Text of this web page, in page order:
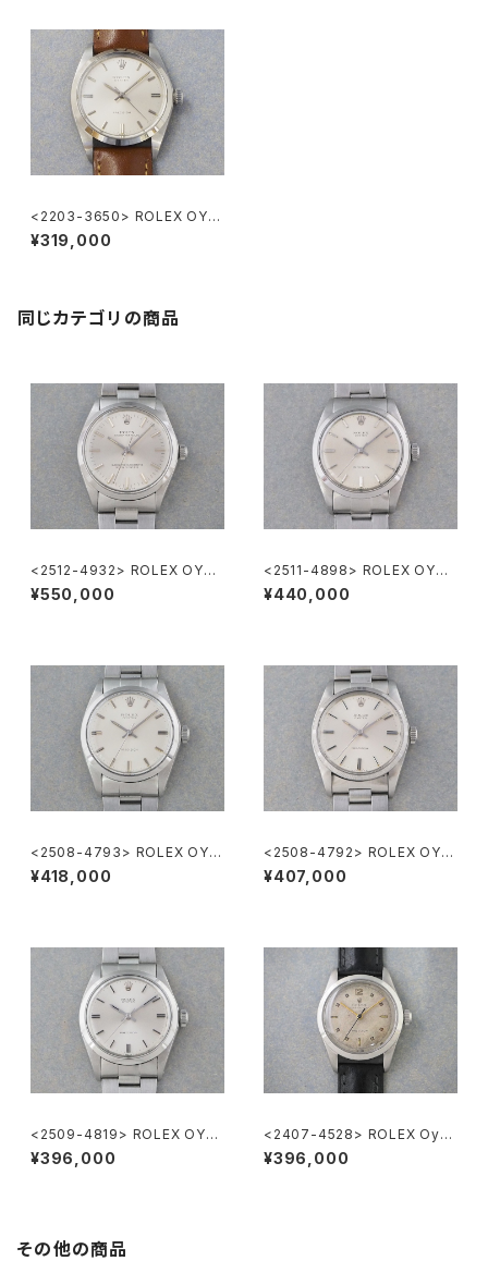
<2203-3650> ROLEX OYS
TER PRECISION Ref.6426
¥319,000
同じカテゴリの商品
<2512-4932> ROLEX OYST
ER PERPETUAL
¥550,000
<2511-4898> ROLEX OYST
ER PRECISION Ref.6426
¥440,000
<2508-4793> ROLEX OYS
TER PRECISION Ref.6426
¥418,000
<2508-4792> ROLEX OYS
TER PRECISION Ref.6427
¥407,000
<2509-4819> ROLEX OYS
TER PRECISION Ref.6426
¥396,000
<2407-4528> ROLEX Oyst
er SPEEDKING Ref.6056
¥396,000
その他の商品